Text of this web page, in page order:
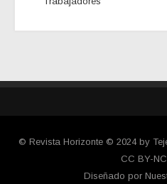
© Revista Horizonte © 2024 by
CC BY-
Diseñado por